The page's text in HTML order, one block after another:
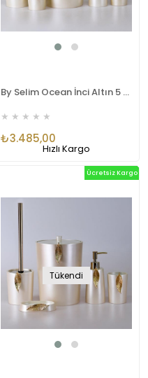
By Selim Ocean İnci Altın 5 Parça Polyester Banyo Seti
★ ★ ★ ★ ★
₺3.485,00
Hızlı Kargo
Tükendi
Ücretsiz Kargo